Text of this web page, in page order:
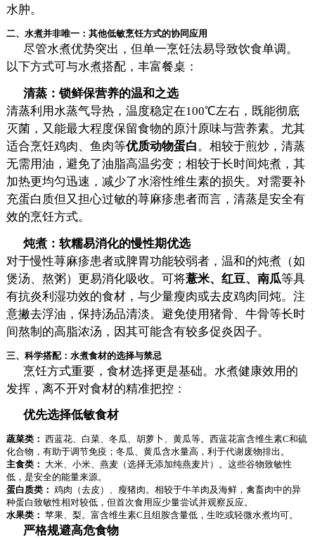
水肿。
二、水煮并非唯一：其他低敏烹饪方式的协同应用
尽管水煮优势突出，但单一烹饪法易导致饮食单调。
以下方式可与水煮搭配，丰富餐桌：
清蒸：锁鲜保营养的温和之选
清蒸利用水蒸气导热，温度稳定在100℃左右，既能彻底
灭菌，又能最大程度保留食物的原汁原味与营养素。尤其
适合烹饪鸡肉、鱼肉等优质动物蛋白 。相较于煎炒，清蒸
无需用油，避免了油脂高温劣变；相较于长时间炖煮，其
加热更均匀迅速，减少了水溶性维生素的损失。对需要补
充蛋白质但又担心过敏的荨麻疹患者而言，清蒸是安全有
效的烹饪方式。
炖煮：软糯易消化的慢性期优选
对于慢性荨麻疹患者或脾胃功能较弱者，温和的炖煮（如
煲汤、熬粥）更易消化吸收。可将薏米、红豆、南瓜等具
有抗炎利湿功效的食材，与少量瘦肉或去皮鸡肉同炖。注
意撇去浮油，保持汤品清淡。避免使用猪骨、牛骨等长时
间熬制的高脂浓汤，因其可能含有较多促炎因子。
三、科学搭配：水煮食材的选择与禁忌
烹饪方式重要，食材选择更是基础。水煮健康效用的
发挥，离不开对食材的精准把控：
优先选择低敏食材
蔬菜类：
西蓝花、白菜、冬瓜、胡萝卜、黄瓜等。西蓝花富含维生素C和硫
化合物，有助于调节免疫；冬瓜、黄瓜含水量高，利于代谢废物排出。
主食类：
大米、小米、燕麦（选择无添加纯燕麦片）。这些谷物致敏性
低，是安全的能量来源。
蛋白质类： 鸡肉（去皮）、瘦猪肉。相较于牛羊肉及海鲜，禽畜肉中的异
种蛋白致敏性相对较低，但首次食用应少量尝试并观察反应。
水果类： 苹果、梨。富含维生素C且组胺含量低，生吃或轻微水煮均可。
严格规避高危食物